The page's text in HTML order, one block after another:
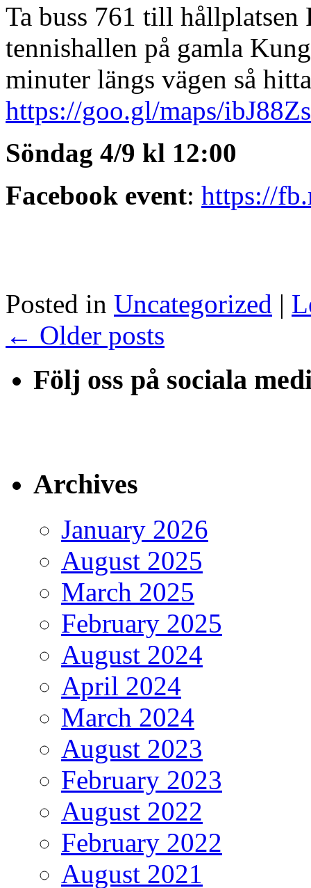
Ta buss 761 till
tennishallen på gamla
minuter längs vägen så
https://goo.gl/maps/
Söndag 4/9 kl 12:00
Facebook event: https://
Posted in Uncategorized |
← Older posts
Följ oss på sociala
Archives
January 2026
August 2025
March 2025
February 2025
August 2024
April 2024
March 2024
August 2023
February 2023
August 2022
February 2022
August 2021